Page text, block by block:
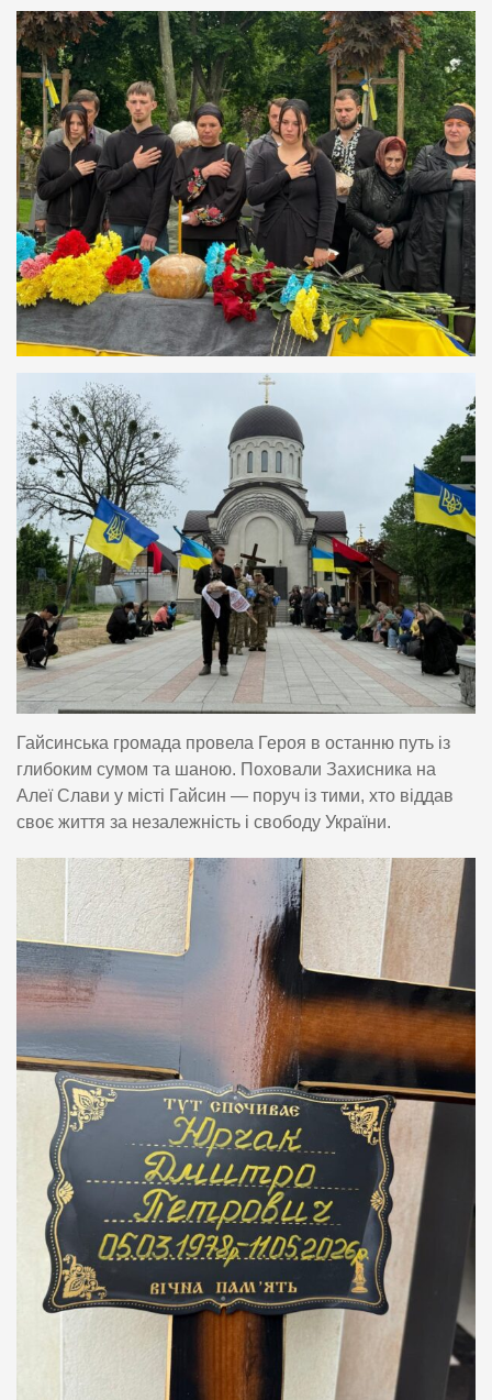
Гайсинська громада провела Героя в останню путь із
глибоким сумом та шаною. Поховали Захисника на
Алеї Слави у місті Гайсин — поруч із тими, хто віддав
своє життя за незалежність і свободу України.